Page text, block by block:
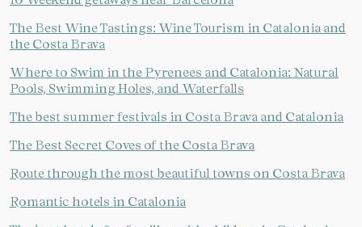
The Best Wine Tastings: Wine Tourism in Catalonia and
the Costa Brava
Where to Swim in the Pyrenees and Catalonia: Natural
Pools, Swimming Holes, and Waterfalls
The best summer festivals in Costa Brava and Catalonia
The Best Secret Coves of the Costa Brava
Route through the most beautiful towns on Costa Brava
Romantic hotels in Catalonia